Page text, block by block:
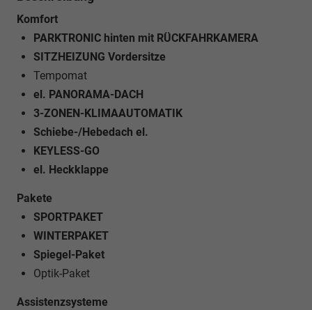
Komfort
PARKTRONIC hinten mit RÜCKFAHRKAMERA
SITZHEIZUNG Vordersitze
Tempomat
el. PANORAMA-DACH
3-ZONEN-KLIMAAUTOMATIK
Schiebe-/Hebedach el.
KEYLESS-GO
el. Heckklappe
Pakete
SPORTPAKET
WINTERPAKET
Spiegel-Paket
Optik-Paket
Assistenzsysteme